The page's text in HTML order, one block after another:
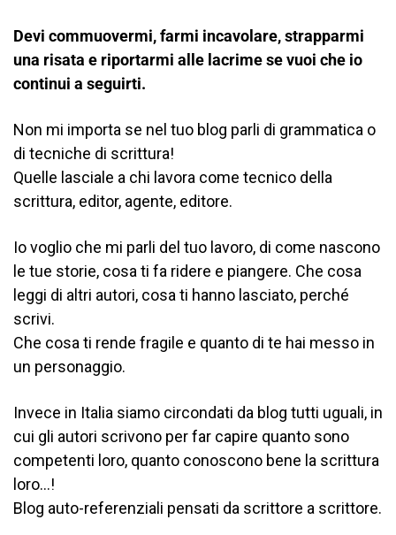
Devi commuovermi, farmi incavolare, strapparmi
una risata e riportarmi alle lacrime se vuoi che io
continui a seguirti.
Non mi importa se nel tuo blog parli di grammatica o
di tecniche di scrittura!
Quelle lasciale a chi lavora come tecnico della
scrittura, editor, agente, editore.
Io voglio che mi parli del tuo lavoro, di come nascono
le tue storie, cosa ti fa ridere e piangere. Che cosa
leggi di altri autori, cosa ti hanno lasciato, perché
scrivi.
Che cosa ti rende fragile e quanto di te hai messo in
un personaggio.
Invece in Italia siamo circondati da blog tutti uguali, in
cui gli autori scrivono per far capire quanto sono
competenti loro, quanto conoscono bene la scrittura
loro…!
Blog auto-referenziali pensati da scrittore a scrittore.